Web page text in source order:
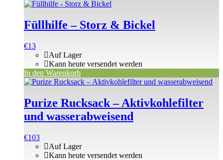
Füllhilfe – Storz & Bickel
€13
Auf Lager
Kann heute versendet werden
In den Warenkorb
Purize Rucksack – Aktivkohlefilter
und wasserabweisend
€103
Auf Lager
Kann heute versendet werden